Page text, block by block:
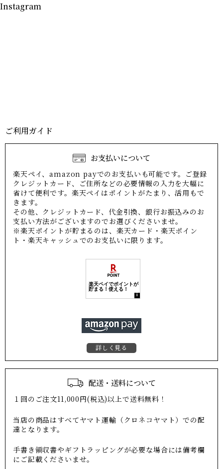
Instagram
ご利用ガイド
お支払いについて
楽天ペイ、amazon payでのお支払いも可能です。ご登録
クレジットカード、ご住所などの必要情報の入力を大幅に
省けて便利です。楽天ペイはポイントがたまり、活用もで
きます。
その他、クレジットカード、代金引換、銀行お振込みのお
支払い方法がございますのでお選びくださいませ。
※楽天ポイントが貯まるのは、楽天カード・楽天ポイン
ト・楽天キャッシュでのお支払いに限ります。
詳しく見る
配送・送料について
１回のご注文11,000円(税込)以上で送料無料！
当店の商品はすべてヤマト運輸（クロネコヤマト）での配
達となります。
手書き領収書やギフトラッピングが必要な場合には備考欄
にご記載くださいませ。